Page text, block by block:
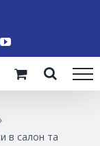
в салон та